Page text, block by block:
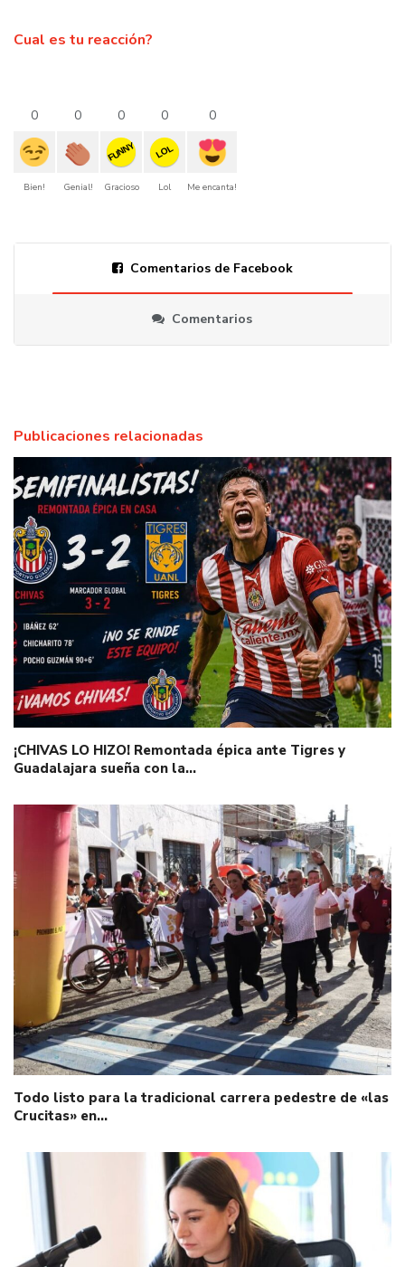
Cual es tu reacción?
0
Bien!
0
Genial!
0
FUNNY
Gracioso
0
LOL
Lol
0
Me encanta!
Comentarios de Facebook
Comentarios
Publicaciones relacionadas
¡CHIVAS LO HIZO! Remontada épica ante Tigres y
Guadalajara sueña con la…
Todo listo para la tradicional carrera pedestre de «las
Crucitas» en…